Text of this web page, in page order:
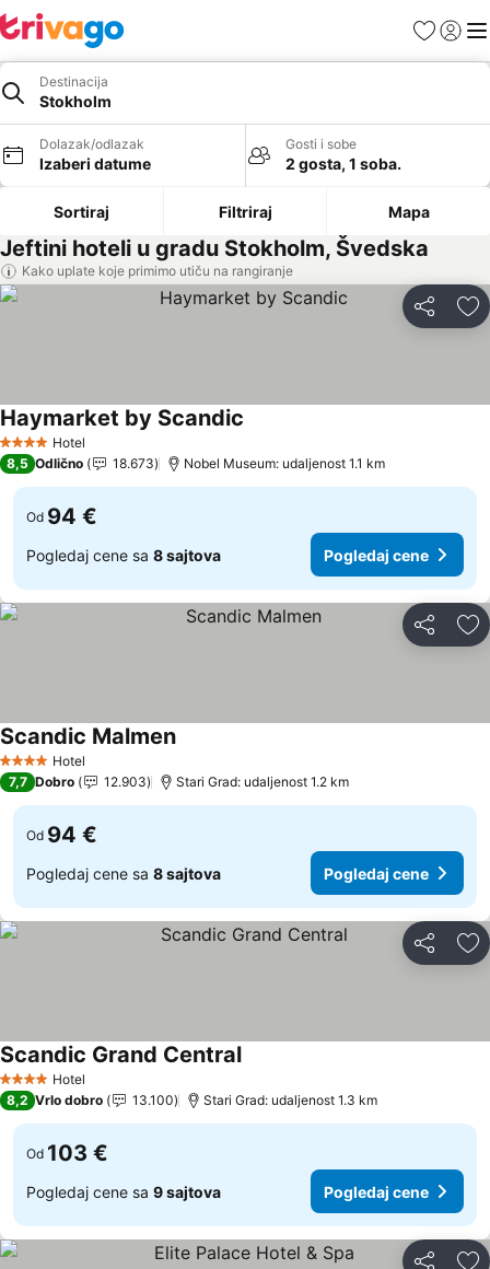
FavoritiPrijavi
Destinacija
Stokholm
Dolazak/odlazak
Izaberi datume
Gosti i sobe
2 gosta, 1 soba.
Sortiraj Filtriraj Mapa
Jeftini hoteli u gradu Stokholm, Švedska
Kako uplate koje primimo utiču na rangiranje
Deli
4 ZvezdiceHotel
Haymarket by Scandic
8,5 Odlično 18.673 Nobel Museum: udaljenost 1.1 km
Od 94 €
Pogledaj cene sa 8 sajtova Pogledaj cene
Deli
4 ZvezdiceHotel
Scandic Malmen
7,7 Dobro 12.903 Stari Grad: udaljenost 1.2 km
Od 94 €
Pogledaj cene sa 8 sajtova Pogledaj cene
Deli
4 ZvezdiceHotel
Scandic Grand Central
8,2 Vrlo dobro 13.100 Stari Grad: udaljenost 1.3 km
Od 103 €
Pogledaj cene sa 9 sajtova Pogledaj cene